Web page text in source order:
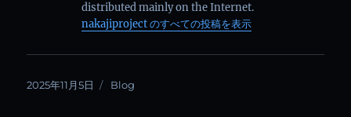
distributed mainly on the Internet.
nakajiproject のすべての投稿を表示
投
2025年11月5日
カ
Blog